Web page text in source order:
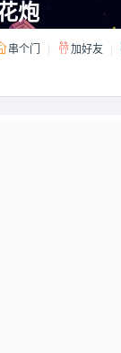
炮
串个门 加好友